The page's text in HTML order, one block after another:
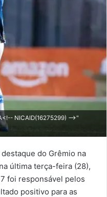
NICAID(16275299) -->"
do Grêmio na
última terça-feira (28),
foi responsável pelos
positivo para as